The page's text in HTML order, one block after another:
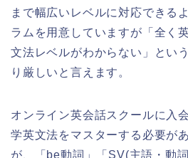
まで幅広いレベルに対応できる
ラムを用意していますが「全く
文法レベルがわからない」とい
り厳しいと言えます。
オンライン英会話スクールに入
学英文法をマスターする必要が
が、「be動詞」「SV(主語・動